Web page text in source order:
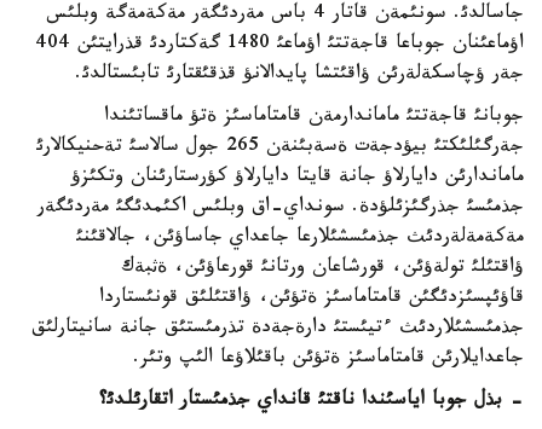
جاسالدئ. سونئمةن قاتار 4 باس مةردئگةر مةكةمةگة وبلئس
اؤماعئنان جوباعا قاجةتتئ اؤماعئ 1480 گةكتاردئ قذرايتئن 404
جةر ؤچاسكةلةرئن ؤاقئتشا پايدالانؤ قذقئقتارئ تابئستالدئ.
جوبانئ قاجةتتئ ماماندارمةن قامتاماسئز ةتؤ ماقساتئندا
جةرگئلئكتئ بيؤدجةت ةسةبئنةن 265 جول سالاسئ تةحنيكالارئ
ماماندارئن دايارلاؤ جانة قايتا دايارلاؤ كؤرستارئنان وتكئزؤ
جذمئسئ جذرگئزئلؤدة. سونداي-اق وبلئس اكئمدئگئ مةردئگةر
مةكةمةلةردئث جذمئسشئلارعا جاعداي جاساؤئن، جالاقئنئ
ؤاقتئلئ تولةؤئن، قورشاعان ورتانئ قورعاؤئن، ةثبةك
قاؤئپسئزدئگئن قامتاماسئز ةتؤئن، ؤاقتئلئق قونئستاردا
جذمئسشئلاردئث ءتيئستئ دارةجةدة تذرمئستئق جانة سانيتارلئق
جاعدايلارئن قامتاماسئز ةتؤئن باقئلاؤعا الئپ وتئر.
- بذل جوبا اياسئندا ناقتئ قانداي جذمئستار اتقارئلدئ؟